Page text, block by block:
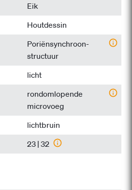
Eik
Houtdessin
Poriënsynchroon-
structuur
licht
rondomlopende
microvoeg
lichtbruin
23 | 32